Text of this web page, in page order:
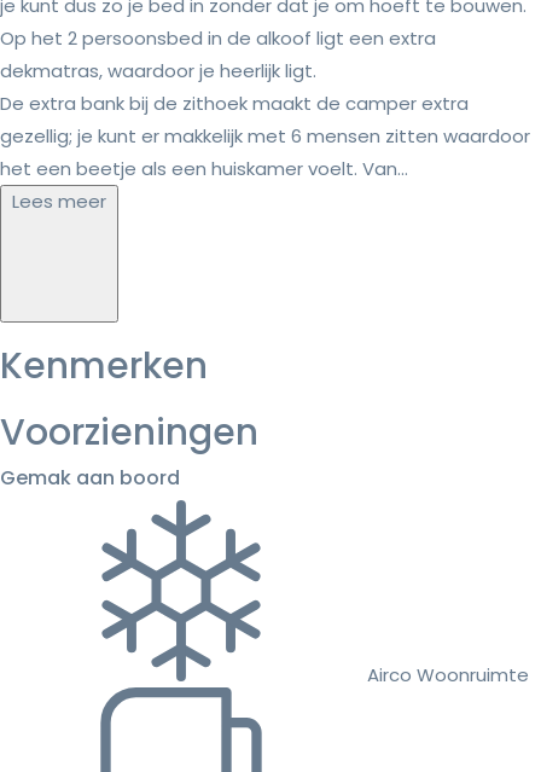
je kunt dus zo je bed in zonder dat je om hoeft te bouwen.
Op het 2 persoonsbed in de alkoof ligt een extra
dekmatras, waardoor je heerlijk ligt.
De extra bank bij de zithoek maakt de camper extra
gezellig; je kunt er makkelijk met 6 mensen zitten waardoor
het een beetje als een huiskamer voelt. Van...
Lees meer
Kenmerken
Voorzieningen
Gemak aan boord
Airco Woonruimte